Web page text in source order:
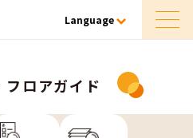
Language
フロアガイド